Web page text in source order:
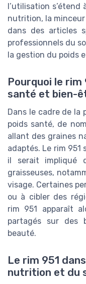
l’utilisation
nutrition, la
dans des articles
professionnels du
la gestion du poids
Pourquoi le
santé et bien-
Dans le cadre de la
poids santé, de
allant des graines
adaptés. Le rim
il serait impliqué
graisseuses,
visage. Certaines
ou à cibler des
rim 951 apparaît
partagés sur des
beauté.
Le rim 951
nutrition et du